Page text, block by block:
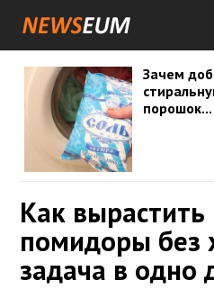
Зачем
порошок...
Как вырастить
помидоры без
задача в одно